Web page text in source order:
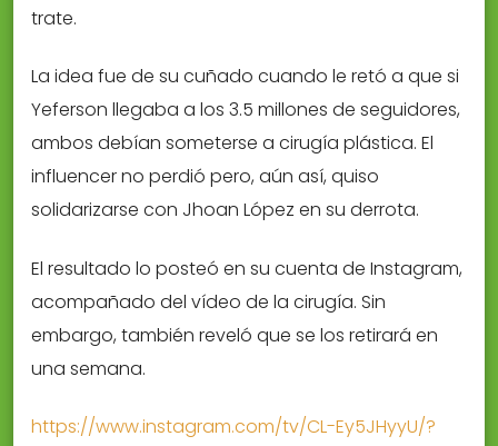
trate.
La idea fue de su cuñado cuando le retó a que si
Yeferson llegaba a los 3.5 millones de seguidores,
ambos debían someterse a cirugía plástica. El
influencer no perdió pero, aún así, quiso
solidarizarse con Jhoan López en su derrota.
El resultado lo posteó en su cuenta de Instagram,
acompañado del vídeo de la cirugía. Sin
embargo, también reveló que se los retirará en
una semana.
https://www.instagram.com/tv/CL-Ey5JHyyU/?